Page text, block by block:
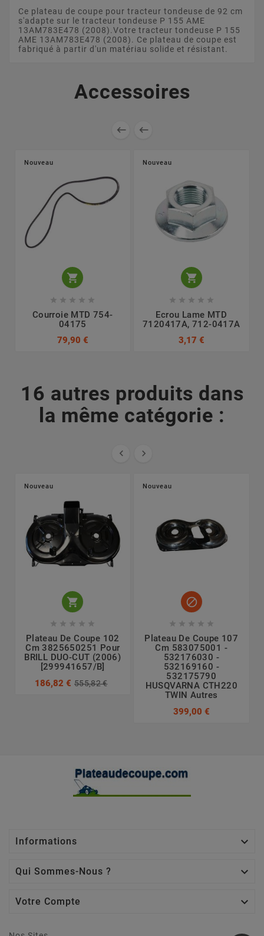
Ce plateau de coupe pour tracteur tondeuse de 92 cm
s'adapte sur le tracteur tondeuse P 155 AME
13AM783E478 (2008).Votre tracteur tondeuse P 155
AME 13AM783E478 (2008). Ce plateau de coupe est
fabriqué à partir d'un matériau solide et résistant.
Accessoires
 
Nouveau

    
Courroie MTD 754-
04175
79,90 €
Nouveau

    
Ecrou Lame MTD
7120417A, 712-0417A
3,17 €
16 autres produits dans
la même catégorie :
 
Nouveau

    
Plateau De Coupe 102
Cm 3825650251 Pour
BRILL DUO-CUT (2006)
[299941657/B]
186,82 € 555,82 €
Nouveau

    
Plateau De Coupe 107
Cm 583075001 -
532176030 -
532169160 -
532175790
HUSQVARNA CTH220
TWIN Autres
399,00 €
Informations 
Qui Sommes-Nous ? 
Votre Compte 